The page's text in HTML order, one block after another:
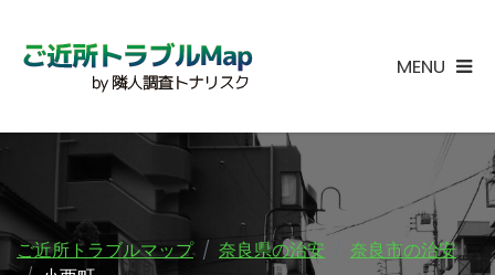
MENU
ご近所トラブルマップ 奈良県の治安
奈良市の治安